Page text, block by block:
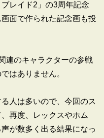
レイド2」の3周年記念
面で作られた記念画も投
連のキャラクターの参戦
はありません。
人は多いので、今回のス
再度、レックスやホム
が数多く出る結果になっ